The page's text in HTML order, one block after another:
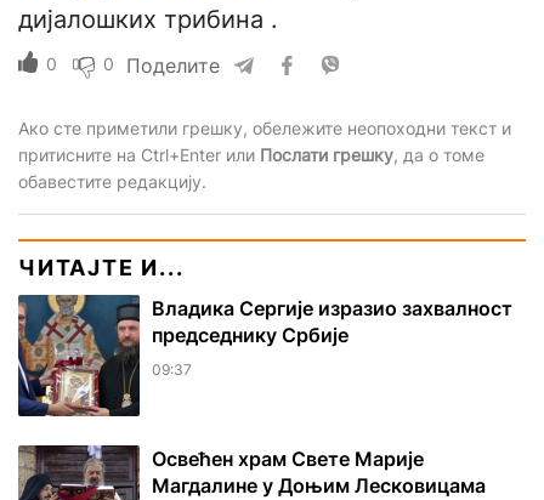
дијалошких трибина .
0 0 Поделите
Ако сте приметили грешку, обележите неопоходни текст и
притисните на Ctrl+Enter или Послати грешку, да о томе
обавестите редакцију.
ЧИТАЈТЕ И...
Владика Сергије изразио захвалност
председнику Србије
09:37
Освећен храм Свете Марије
Магдалине у Доњим Лесковицама